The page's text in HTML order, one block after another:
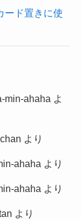
ード置きに使
min-ahaha よ
より
ahaha より
ahaha より
より